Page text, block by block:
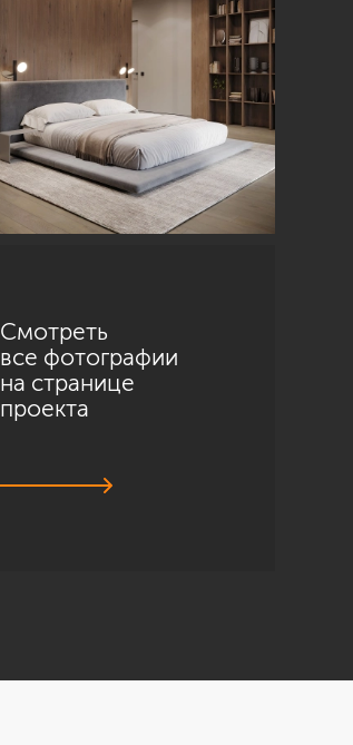
Смотреть
все фотографии
на странице
проекта